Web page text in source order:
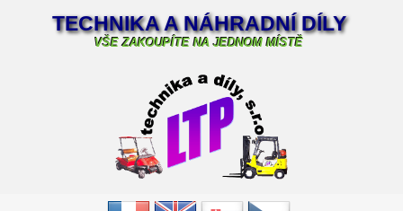
TECHNIKA A NÁHRADNÍ DÍLY
VŠE ZAKOUPÍTE NA JEDNOM MÍSTĚ